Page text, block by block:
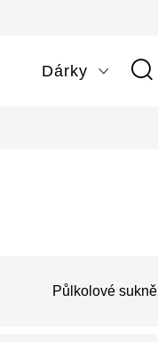
Dárky
Půlkolové sukně